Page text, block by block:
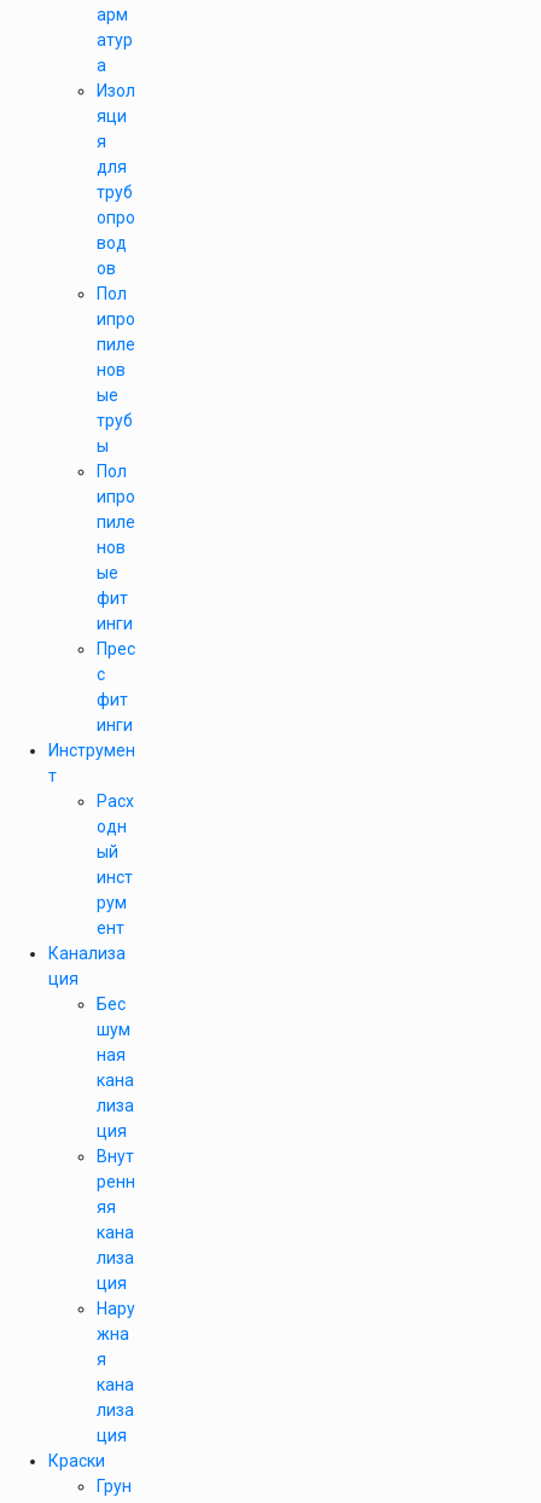
арм
атур
а
Изол
яци
я
для
труб
опро
вод
ов
Пол
ипро
пиле
нов
ые
труб
ы
Пол
ипро
пиле
нов
ые
фит
инги
Прес
с
фит
инги
Инструмен
т
Расх
одн
ый
инст
рум
ент
Канализа
ция
Бес
шум
ная
кана
лиза
ция
Внут
ренн
яя
кана
лиза
ция
Нару
жна
я
кана
лиза
ция
Краски
Грун